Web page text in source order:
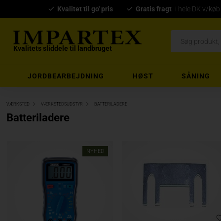
Kvalitet til go' pris Gratis fragt i hele DK v/
Kvalitets sliddele til landbruget
JORDBEARBEJDNING HØST SÅNING
VÆRKSTED VÆRKSTEDSUDSTYR BATTERILADERE
Batteriladere
NYHED